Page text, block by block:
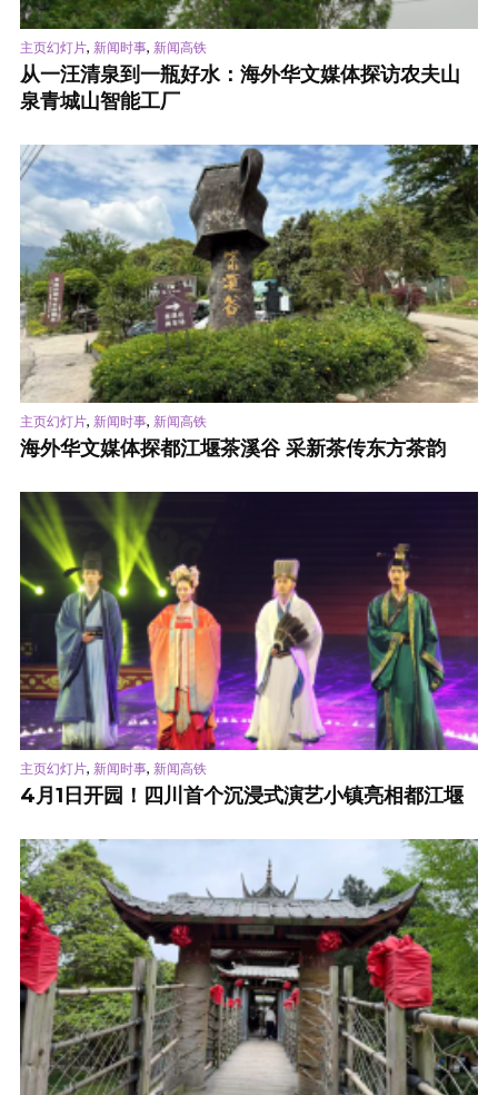
主页幻灯片, 新闻时事, 新闻高铁
从一汪清泉到一瓶好水：海外华文媒体探访农夫山
泉青城山智能工厂
主页幻灯片, 新闻时事, 新闻高铁
海外华文媒体探都江堰茶溪谷 采新茶传东方茶韵
主页幻灯片, 新闻时事, 新闻高铁
4月1日开园！四川首个沉浸式演艺小镇亮相都江堰